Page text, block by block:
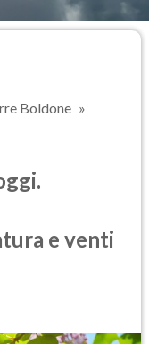
Boldone
e venti